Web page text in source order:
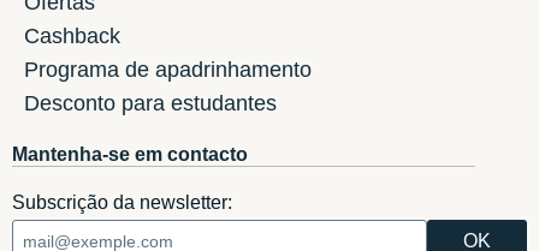
Cashback
Programa de apadrinhamento
Desconto para estudantes
Mantenha-se em contacto
Subscrição da newsletter: